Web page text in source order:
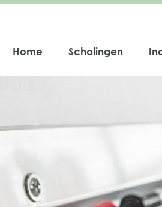
Home Scholingen